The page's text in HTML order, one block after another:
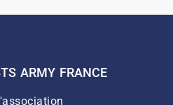
ARMY FRANCE